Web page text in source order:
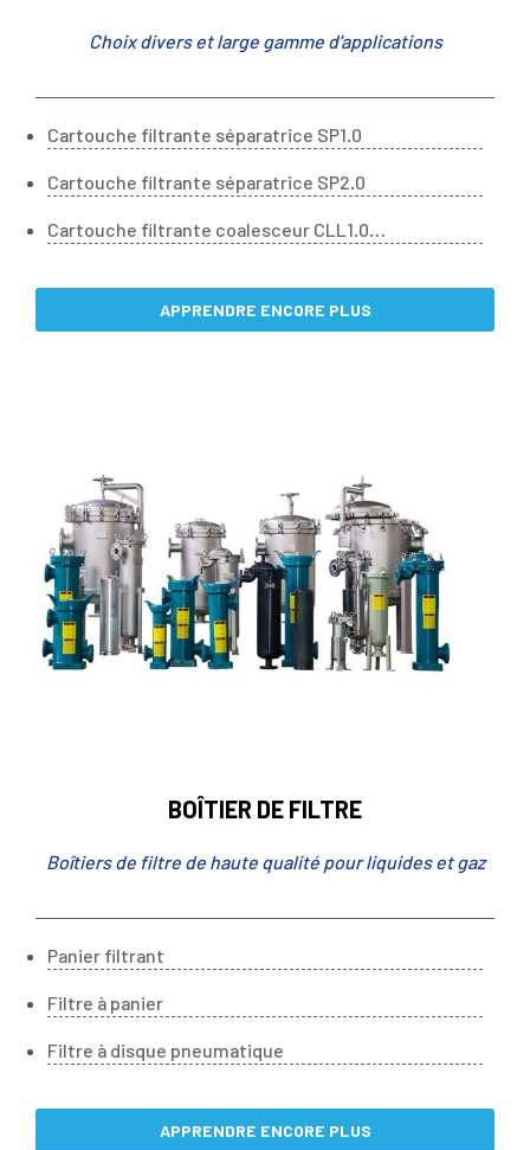
Choix divers et large gamme d'applications
Cartouche filtrante séparatrice SP1.0
Cartouche filtrante séparatrice SP2.0
Cartouche filtrante coalesceur CLL1.0
– Liquide et Liquide
APPRENDRE ENCORE PLUS
BOÎTIER DE FILTRE
Boîtiers de filtre de haute qualité pour liquides et gaz
Panier filtrant
Filtre à panier
Filtre à disque pneumatique
APPRENDRE ENCORE PLUS